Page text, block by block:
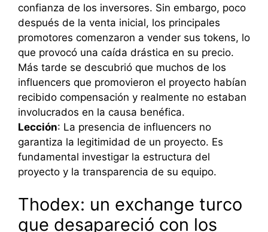
confianza de los inversores. Sin embargo, poco
después de la venta inicial, los principales
promotores comenzaron a vender sus tokens, lo
que provocó una caída drástica en su precio.
Más tarde se descubrió que muchos de los
influencers que promovieron el proyecto habían
recibido compensación y realmente no estaban
involucrados en la causa benéfica.
Lección: La presencia de influencers no
garantiza la legitimidad de un proyecto. Es
fundamental investigar la estructura del
proyecto y la transparencia de su equipo.
Thodex: un exchange turco
que desapareció con los